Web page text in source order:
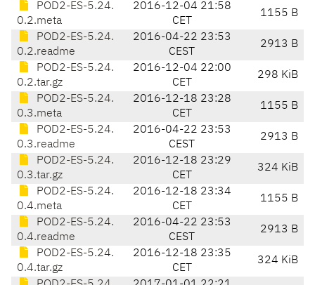
POD2-ES-5.24.
0.2.meta
2016-12-04 21:58
CET
1155 B
POD2-ES-5.24.
0.2.readme
2016-04-22 23:53
CEST
2913 B
POD2-ES-5.24.
0.2.tar.gz
2016-12-04 22:00
CET
298 KiB
POD2-ES-5.24.
0.3.meta
2016-12-18 23:28
CET
1155 B
POD2-ES-5.24.
0.3.readme
2016-04-22 23:53
CEST
2913 B
POD2-ES-5.24.
0.3.tar.gz
2016-12-18 23:29
CET
324 KiB
POD2-ES-5.24.
0.4.meta
2016-12-18 23:34
CET
1155 B
POD2-ES-5.24.
0.4.readme
2016-04-22 23:53
CEST
2913 B
POD2-ES-5.24.
0.4.tar.gz
2016-12-18 23:35
CET
324 KiB